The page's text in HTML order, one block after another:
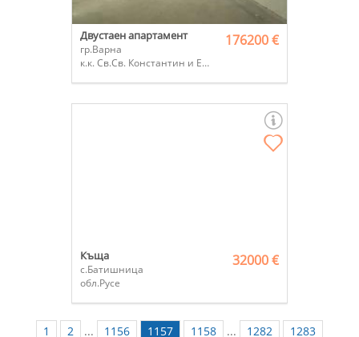
Двустаен апартамент
гр.Варна
к.к. Св.Св. Константин и Елена
176200 €
Къща
с.Батишница
обл.Русе
32000 €
1 2 ... 1156 1157 1158 ... 1282 1283